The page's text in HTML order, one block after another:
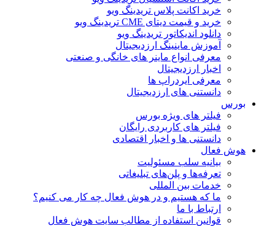
خرید اکانت پلاس تریدینگ ویو
خرید و قیمت دیتای CME تریدینگ ویو
دانلود اندیکاتور تریدینگ ویو
آموزش ماینینگ ارزدیجیتال
معرفی انواع ماینر های خانگی و صنعتی
اخبار ارزدیجیتال
معرفی ایردراپ ها
دانستنی های ارزدیجیتال
بورس
فیلتر های ویژه بورس
فیلتر های کاربردی رایگان
دانستنی ها و اخبار اقتصادی
هوش فعال
بیانیه سلب مسئولیت
تعرفه‌ها و پلن‌های تبلیغاتی
خدمات بین المللی
ما که هستیم و در هوش فعال چه کار می کنیم؟
ارتباط با ما
قوانین استفاده از مطالب سایت هوش فعال